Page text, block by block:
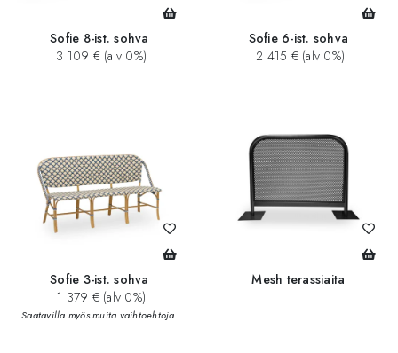
Sofie 8-ist. sohva
3 109 € (alv 0%)
Sofie 6-ist. sohva
2 415 € (alv 0%)
Sofie 3-ist. sohva
1 379 € (alv 0%)
Saatavilla myös muita vaihtoehtoja.
Mesh terassiaita